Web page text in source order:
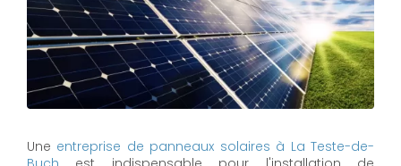
Une entreprise de panneaux solaires à La Teste-de-